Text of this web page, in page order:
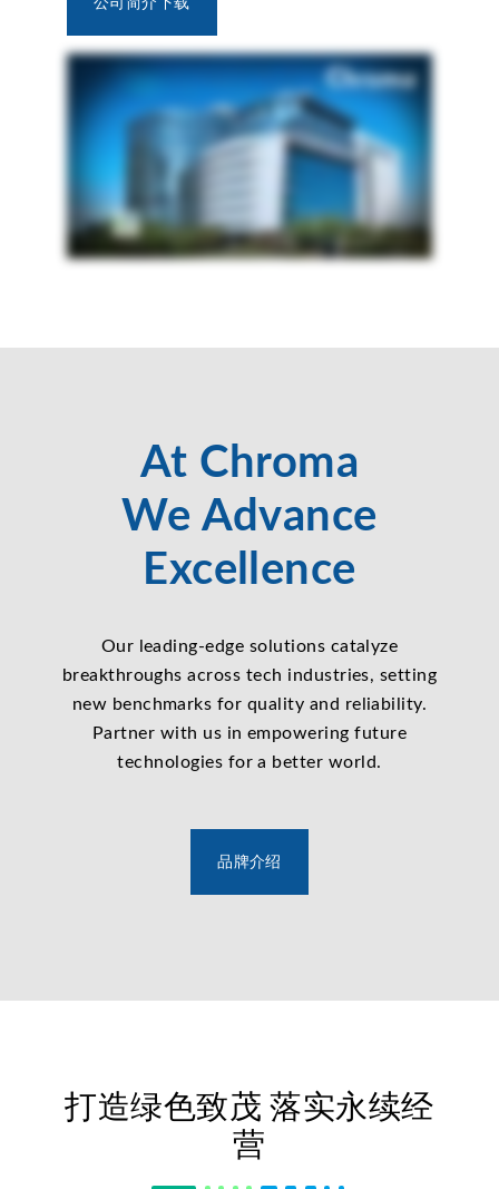
At Chroma
We Advance
Excellence
Our leading-edge solutions catalyze
breakthroughs across tech industries, setting
new benchmarks for quality and reliability.
Partner with us in empowering future
technologies for a better world.
品牌介绍
打造绿色致茂 落实永续经
营